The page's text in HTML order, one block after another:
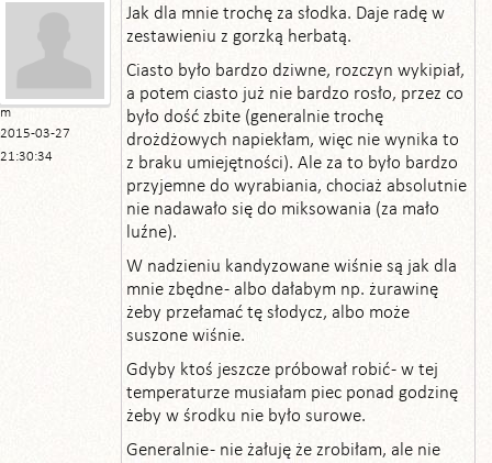
m
2015-03-27
21:30:34
Jak dla mnie trochę za słodka. Daje radę w
zestawieniu z gorzką herbatą.
Ciasto było bardzo dziwne, rozczyn wykipiał,
a potem ciasto już nie bardzo rosło, przez co
było dość zbite (generalnie trochę
drożdżowych napiekłam, więc nie wynika to
z braku umiejętności). Ale za to było bardzo
przyjemne do wyrabiania, chociaż absolutnie
nie nadawało się do miksowania (za mało
luźne).
W nadzieniu kandyzowane wiśnie są jak dla
mnie zbędne - albo dałabym np. żurawinę
żeby przełamać tę słodycz, albo może
suszone wiśnie.
Gdyby ktoś jeszcze próbował robić - w tej
temperaturze musiałam piec ponad godzinę
żeby w środku nie było surowe.
Generalnie - nie żałuję że zrobiłam, ale nie